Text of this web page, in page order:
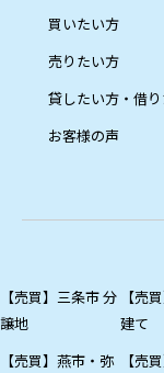
買いたい方
売りたい方
貸したい方・借
お客様の声
【売買】三条市 分
譲地
【売買】燕市・弥
【売
建て
【売